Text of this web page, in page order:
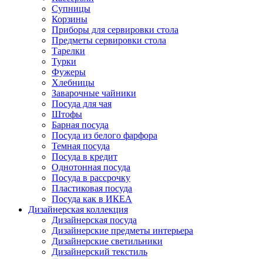
Супницы
Корзины
Приборы для сервировки стола
Предметы сервировки стола
Тарелки
Турки
Фужеры
Хлебницы
Заварочные чайники
Посуда для чая
Штофы
Барная посуда
Посуда из белого фарфора
Темная посуда
Посуда в кредит
Однотонная посуда
Посуда в рассрочку
Пластиковая посуда
Посуда как в ИКЕА
Дизайнерская коллекция
Дизайнерская посуда
Дизайнерские предметы интерьера
Дизайнерские светильники
Дизайнерский текстиль